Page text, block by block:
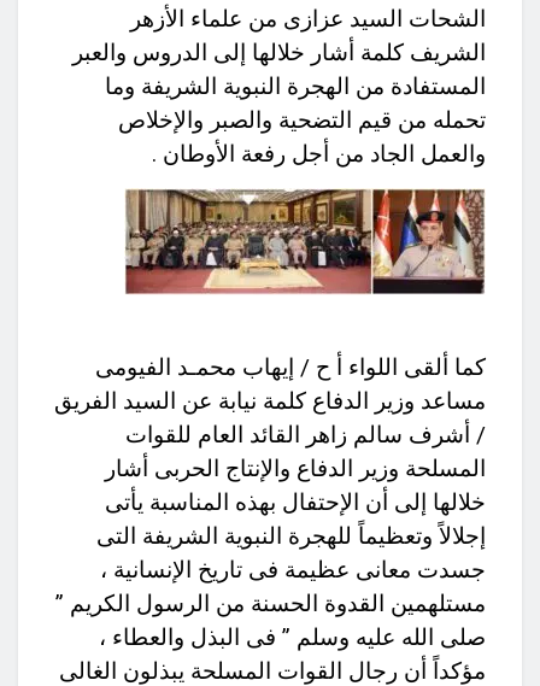
الشحات السيد عزازى من علماء الأزهر
الشريف كلمة أشار خلالها إلى الدروس والعبر
المستفادة من الهجرة النبوية الشريفة وما
تحمله من قيم التضحية والصبر والإخلاص
والعمل الجاد من أجل رفعة الأوطان .
كما ألقى اللواء أ ح / إيهاب محمـد الفيومى
مساعد وزير الدفاع كلمة نيابة عن السيد الفريق
/ أشرف سالم زاهر القائد العام للقوات
المسلحة وزير الدفاع والإنتاج الحربى أشار
خلالها إلى أن الإحتفال بهذه المناسبة يأتى
إجلالاً وتعظيماً للهجرة النبوية الشريفة التى
جسدت معانى عظيمة فى تاريخ الإنسانية ،
مستلهمين القدوة الحسنة من الرسول الكريم ”
صلى الله عليه وسلم ” فى البذل والعطاء ،
مؤكداً أن رجال القوات المسلحة يبذلون الغالى